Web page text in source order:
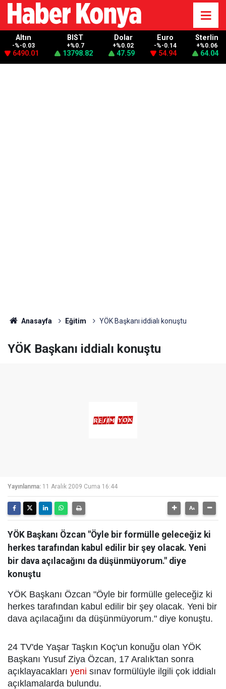
Altın
-%-0.03
6490.01
BIST
+%0.7
13798.82
Dolar
+%0.02
47.59
Euro
-%-0.14
54.94
Sterlin
+%0.06
64.04
Anasayfa Eğitim YÖK Başkanı iddialı konuştu
YÖK Başkanı iddialı konuştu
Yayınlanma: 11 Aralık 2009 Cuma 16:44
YÖK Başkanı Özcan "Öyle bir formülle geleceğiz ki
herkes tarafından kabul edilir bir şey olacak. Yeni
bir dava açılacağını da düşünmüyorum." diye
konuştu
YÖK Başkanı Özcan "Öyle bir formülle geleceğiz ki
herkes tarafından kabul edilir bir şey olacak. Yeni bir
dava açılacağını da düşünmüyorum." diye konuştu.
24 TV'de Yaşar Taşkın Koç'un konuğu olan YÖK
Başkanı Yusuf Ziya Özcan, 17 Aralık'tan sonra
açıklayacakları yeni sınav formülüyle ilgili çok iddialı
açıklamalarda bulundu.